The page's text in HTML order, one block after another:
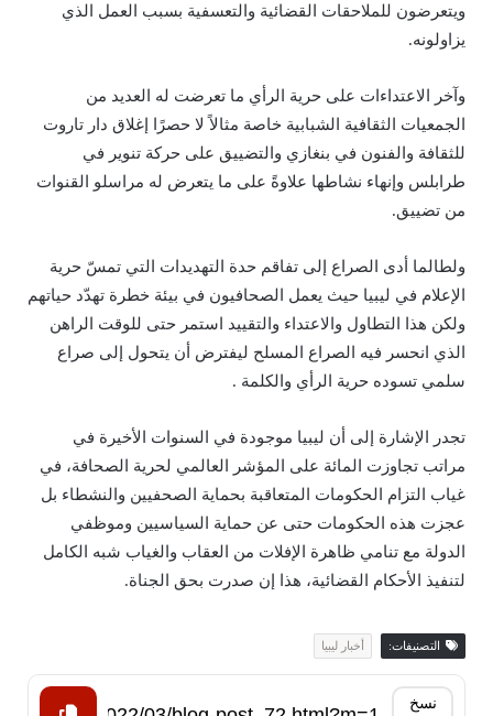
ويتعرضون للملاحقات القضائية والتعسفية بسبب العمل الذي
يزاولونه.
وآخر الاعتداءات على حرية الرأي ما تعرضت له العديد من
الجمعيات الثقافية الشبابية خاصة مثالاً لا حصرًا إغلاق دار تاروت
للثقافة والفنون في بنغازي والتضييق على حركة تنوير في
طرابلس وإنهاء نشاطها علاوةً على ما يتعرض له مراسلو القنوات
من تضييق.
ولطالما أدى الصراع إلى تفاقم حدة التهديدات التي تمسّ حرية
الإعلام في ليبيا حيث يعمل الصحافيون في بيئة خطرة تهدّد حياتهم
ولكن هذا التطاول والاعتداء والتقييد استمر حتى للوقت الراهن
الذي انحسر فيه الصراع المسلح ليفترض أن يتحول إلى صراع
سلمي تسوده حرية الرأي والكلمة .
تجدر الإشارة إلى أن ليبيا موجودة في السنوات الأخيرة في
مراتب تجاوزت المائة على المؤشر العالمي لحرية الصحافة، في
غياب التزام الحكومات المتعاقبة بحماية الصحفيين والنشطاء بل
عجزت هذه الحكومات حتى عن حماية السياسيين وموظفي
الدولة مع تنامي ظاهرة الإفلات من العقاب والغياب شبه الكامل
لتنفيذ الأحكام القضائية، هذا إن صدرت بحق الجناة.
التصنيفات: أخبار ليبيا
نسخ